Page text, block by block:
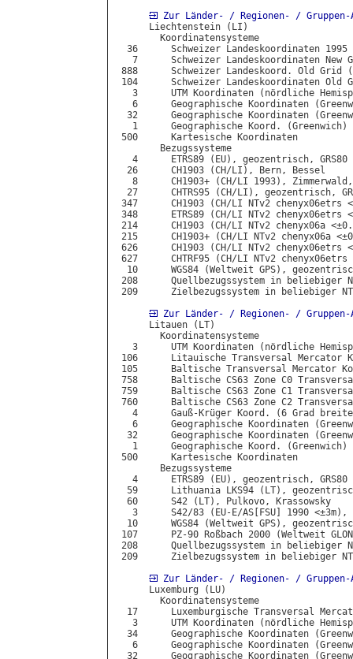
Zur Länder- / Regionen- / Gruppen-
      Liechtenstein (LI)
        Koordinatensysteme
36      Schweizer Landeskoordinaten 1995
7      Schweizer Landeskoordinaten New
888      Schweizer Landeskoord. Old Grid
104      Schweizer Landeskoordinaten Old
3      UTM Koordinaten (nördliche
6      Geographische Koordinaten
32      Geographische Koordinaten
1      Geographische Koord. (Greenwich)
500      Kartesische Koordinaten
        Bezugssysteme
   4      ETRS89 (EU), geozentrisch, GRS80
  26      CH1903 (CH/LI), Bern, Bessel
8      CH1903+ (CH/LI 1993),
27      CHTRS95 (CH/LI), geozentrisch,
347      CH1903 (CH/LI NTv2 chenyx06etrs
348      ETRS89 (CH/LI NTv2 chenyx06etrs
214      CH1903 (CH/LI NTv2 chenyx06a
215      CH1903+ (CH/LI NTv2 chenyx06a
626      CH1903 (CH/LI NTv2 chenyx06etrs
627      CHTRF95 (CH/LI NTv2 chenyx06etrs
10      WGS84 (Weltweit GPS),
208      Quellbezugssystem in beliebiger
209      Zielbezugssystem in beliebiger
Zur Länder- / Regionen- / Gruppen-
      Litauen (LT)
        Koordinatensysteme
3      UTM Koordinaten (nördliche
106      Litauische Transversal Mercator
105      Baltische Transversal Mercator
758      Baltische CS63 Zone C0
759      Baltische CS63 Zone C1
760      Baltische CS63 Zone C2
4      Gauß-Krüger Koord. (6 Grad
6      Geographische Koordinaten
32      Geographische Koordinaten
1      Geographische Koord. (Greenwich)
500      Kartesische Koordinaten
        Bezugssysteme
   4      ETRS89 (EU), geozentrisch, GRS80
59      Lithuania LKS94 (LT),
  60      S42 (LT), Pulkovo, Krassowsky
3      S42/83 (EU-E/AS[FSU] 1990 <±3m),
10      WGS84 (Weltweit GPS),
107      PZ-90 Roßbach 2000 (Weltweit
208      Quellbezugssystem in beliebiger
209      Zielbezugssystem in beliebiger
Zur Länder- / Regionen- / Gruppen-
      Luxemburg (LU)
        Koordinatensysteme
17      Luxemburgische Transversal
3      UTM Koordinaten (nördliche
34      Geographische Koordinaten
6      Geographische Koordinaten
32      Geographische Koordinaten